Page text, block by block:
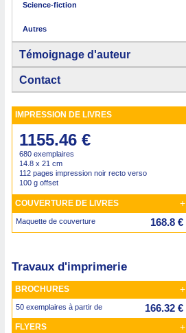
Science-fiction
Autres
Témoignage d'auteur
Contact
IMPRESSION DE LIVRES
1155.46 €
680 exemplaires
14.8 x 21 cm
112 pages impression noir recto verso
100 g offset
COUVERTURE DE LIVRES +
Maquette de couverture 168.8 €
Travaux d'imprimerie
BROCHURES +
50 exemplaires à partir de 166.32 €
FLYERS +